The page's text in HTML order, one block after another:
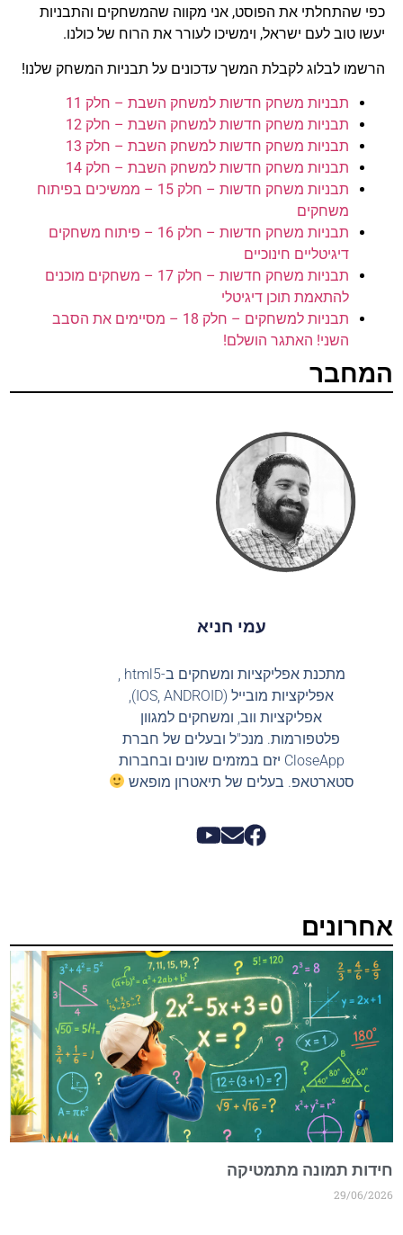
כפי שהתחלתי את הפוסט, אני מקווה שהמשחקים והתבניות
יעשו טוב לעם ישראל, וימשיכו לעורר את הרוח של כולנו.
הרשמו לבלוג לקבלת המשך עדכונים על תבניות המשחק שלנו!
תבניות משחק חדשות למשחק השבת – חלק 11
תבניות משחק חדשות למשחק השבת – חלק 12
תבניות משחק חדשות למשחק השבת – חלק 13
תבניות משחק חדשות למשחק השבת – חלק 14
תבניות משחק חדשות – חלק 15 – ממשיכים בפיתוח
משחקים
תבניות משחק חדשות – חלק 16 – פיתוח משחקים
דיגיטליים חינוכיים
תבניות משחק חדשות – חלק 17 – משחקים מוכנים
להתאמת תוכן דיגיטלי
תבניות למשחקים – חלק 18 – מסיימים את הסבב
השני! האתגר הושלם!
המחבר
עמי חניא
מתכנת אפליקציות ומשחקים ב-html5 ,
אפליקציות מובייל (IOS, ANDROID),
אפליקציות ווב, ומשחקים למגוון
פלטפורמות. מנכ"ל ובעלים של חברת
CloseApp יזם במזמים שונים ובחברות
סטארטאפ. בעלים של תיאטרון מופאש
אחרונים
חידות תמונה מתמטיקה
29/06/2026